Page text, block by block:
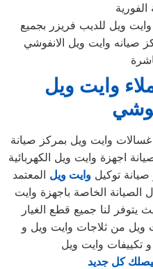
ويل للديب فريزر بجميع
صيانه وايت ويل الانفوشي
وايت ويل
وايت ويل بمركز صيانة
اجهزة وايت ويل الكهربائية
توكيل وايت ويل المعتمد
الصيانة الخاصة باجهزة وايت
يتوفر لنا جميع قطع الغيار
ويل من ثلاجات وايت ويل و
تكييفات وايت ويل
كل جديد